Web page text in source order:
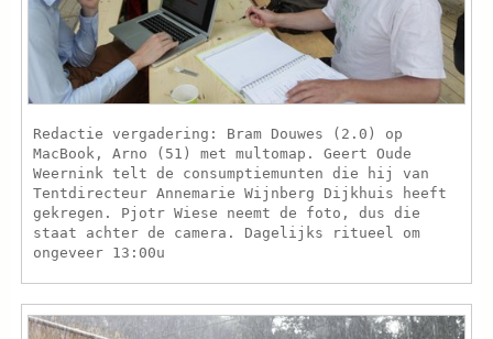
Redactie vergadering: Bram Douwes (2.0) op
MacBook, Arno (51) met multomap. Geert Oude
Weernink telt de consumptiemunten die hij van
Tentdirecteur Annemarie Wijnberg Dijkhuis heeft
gekregen. Pjotr Wiese neemt de foto, dus die
staat achter de camera. Dagelijks ritueel om
ongeveer 13:00u